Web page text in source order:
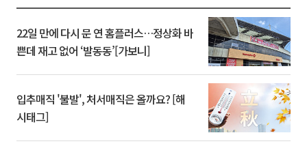
22일 만에 다시 문 연 홈플러스…정상화 바
쁜데 재고 없어 ‘발동동’[가보니]
입추매직 '불발', 처서매직은 올까요? [해
시태그]